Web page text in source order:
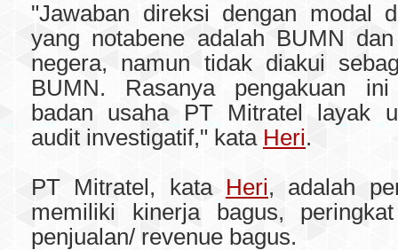
"Jawaban direksi dengan modal
yang notabene adalah BUMN
negera, namun tidak diakui
BUMN. Rasanya pengakuan
badan usaha PT Mitratel layak
audit investigatif," kata Heri.
PT Mitratel, kata Heri, adalah
memiliki kinerja bagus,
penjualan/ revenue bagus.